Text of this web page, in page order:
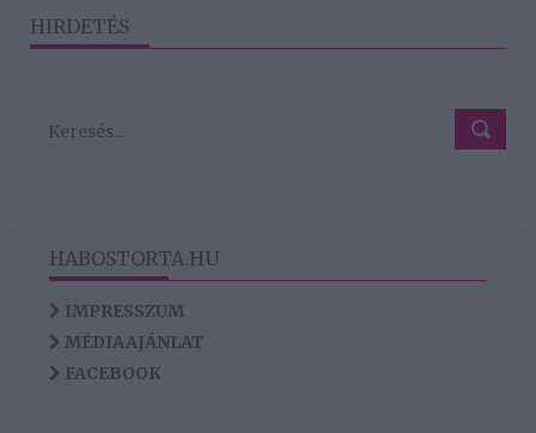
HIRDETÉS
HABOSTORTA.HU
IMPRESSZUM
MÉDIAAJÁNLAT
FACEBOOK